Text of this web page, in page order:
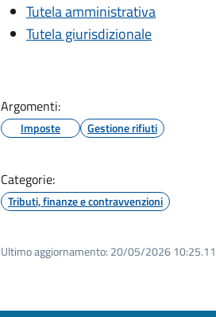
Tutela amministrativa
Tutela giurisdizionale
Argomenti:
Imposte Gestione rifiuti
Categorie:
Tributi, finanze e contravvenzioni
Ultimo aggiornamento: 20/05/2026 10:25.11